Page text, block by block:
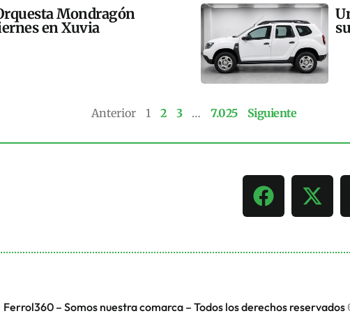
Mondragón
en Xuvia
Anterior 1 2 3 … 7.025 Siguiente
Ferrol360 – Somos nuestra comarca – Todos los derechos